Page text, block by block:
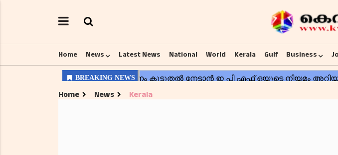
Home News Latest News National World Kerala Gulf Business
Home News Kerala